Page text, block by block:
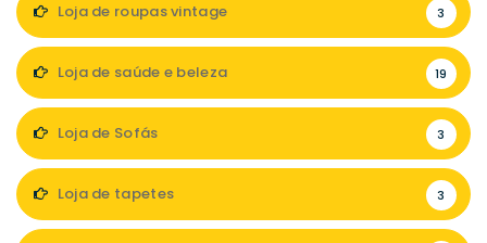
Loja de roupas vintage 3
Loja de saúde e beleza 19
Loja de Sofás 3
Loja de tapetes 3